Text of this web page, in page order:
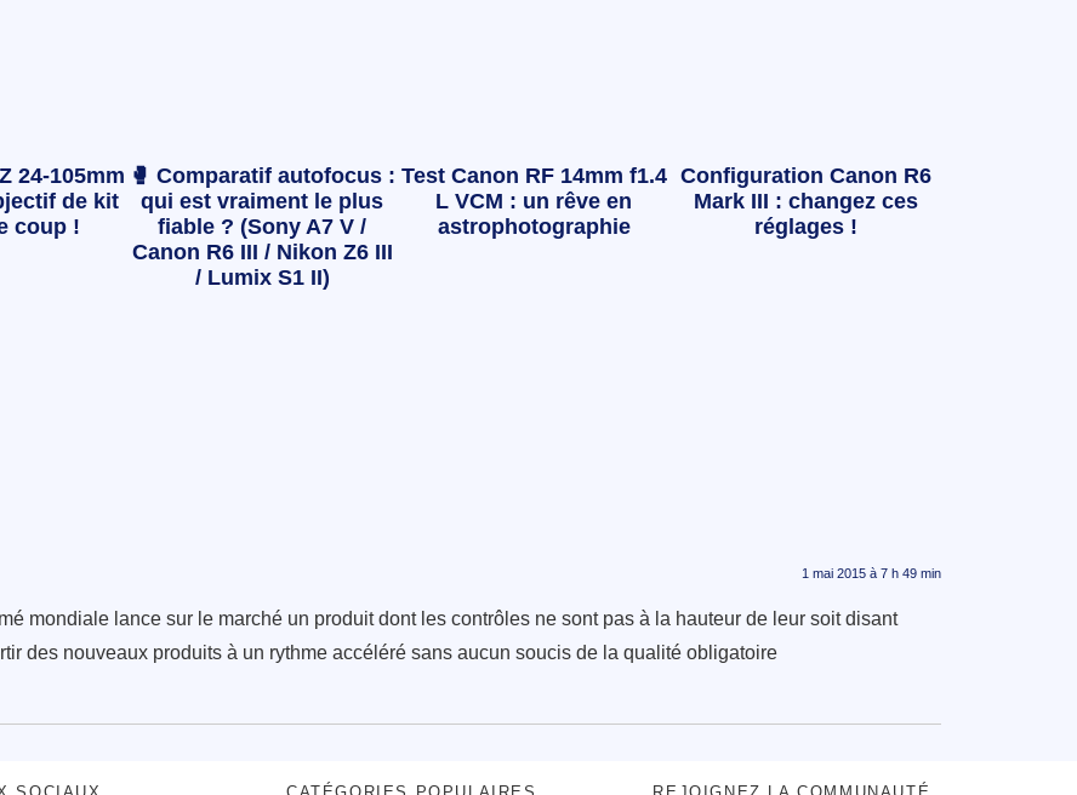
24-105mm
de kit
coup !
🥊 Comparatif autofocus :
qui est vraiment le plus
fiable ? (Sony A7 V /
Canon R6 III / Nikon Z6 III
/ Lumix S1 II)
Test Canon RF 14mm f1.4
L VCM : un rêve en
astrophotographie
Configuration Canon R6
Mark III : changez ces
réglages !
1 mai 2015 à 7 h 49 min
mondiale lance sur le marché un produit dont les contrôles ne sont pas à la hauteur de leur soit disant
des nouveaux produits à un rythme accéléré sans aucun soucis de la qualité obligatoire